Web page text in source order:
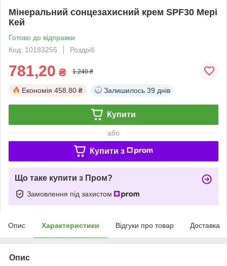
Мінеральний сонцезахисний крем SPF30 Мері
Кей
Готово до відправки
Код: 10183255
Роздріб
781,20 ₴ 1 240 ₴
Економія 458.80 ₴ Залишилось 39 днів
Купити
або
Купити з
Що таке купити з Пром?
Замовлення під захистом
Опис Характеристики Відгуки про товар Доставка
Опис